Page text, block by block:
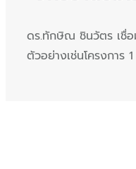
ดร.ทักษิณ ชินวัตร เชื่อ
ตัวอย่างเช่นโครงการ